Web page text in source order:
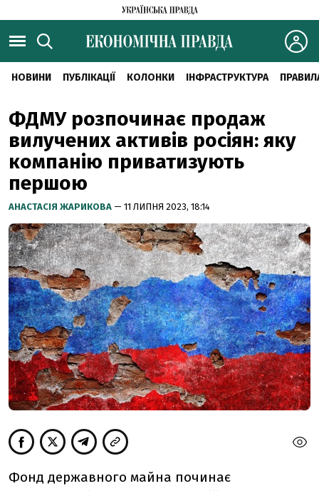
НОВИНИ ПУБЛІКАЦІЇ КОЛОНКИ ІНФРАСТРУКТУРА
ФДМУ розпочинає продаж
вилучених активів росіян: яку
компанію приватизують
першою
АНАСТАСІЯ ЖАРИКОВА — 11 ЛИПНЯ 2023, 18:14
Фонд державного майна починає